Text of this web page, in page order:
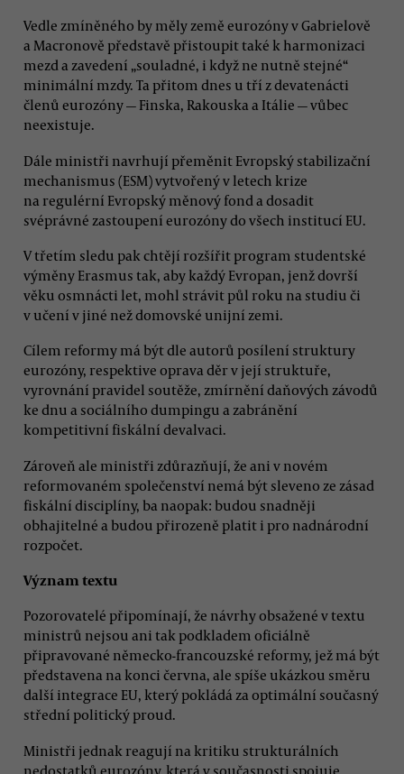
Vedle zmíněného by měly země eurozóny v Gabrielově
a Macronově představě přistoupit také k harmonizaci
mezd a zavedení „souladné, i když ne nutně stejné“
minimální mzdy. Ta přitom dnes u tří z devatenácti
členů eurozóny — Finska, Rakouska a Itálie — vůbec
neexistuje.
Dále ministři navrhují přeměnit Evropský stabilizační
mechanismus (ESM) vytvořený v letech krize
na regulérní Evropský měnový fond a dosadit
svéprávné zastoupení eurozóny do všech institucí EU.
V třetím sledu pak chtějí rozšířit program studentské
výměny Erasmus tak, aby každý Evropan, jenž dovrší
věku osmnácti let, mohl strávit půl roku na studiu či
v učení v jiné než domovské unijní zemi.
Cílem reformy má být dle autorů posílení struktury
eurozóny, respektive oprava děr v její struktuře,
vyrovnání pravidel soutěže, zmírnění daňových závodů
ke dnu a sociálního dumpingu a zabránění
kompetitivní fiskální devalvaci.
Zároveň ale ministři zdůrazňují, že ani v novém
reformovaném společenství nemá být sleveno ze zásad
fiskální disciplíny, ba naopak: budou snadněji
obhajitelné a budou přirozeně platit i pro nadnárodní
rozpočet.
Význam textu
Pozorovatelé připomínají, že návrhy obsažené v textu
ministrů nejsou ani tak podkladem oficiálně
připravované německo-francouzské reformy, jež má být
představena na konci června, ale spíše ukázkou směru
další integrace EU, který pokládá za optimální současný
střední politický proud.
Ministři jednak reagují na kritiku strukturálních
nedostatků eurozóny, která v současnosti spojuje